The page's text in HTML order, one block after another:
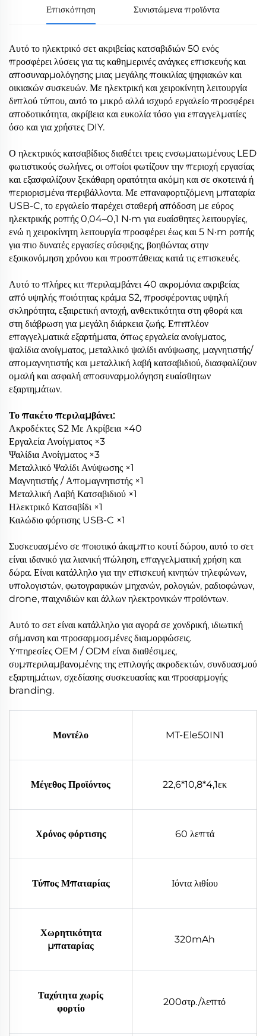
Επισκόπηση Συνιστώμενα προϊόντα
Αυτό το ηλεκτρικό σετ ακριβείας κατσαβιδιών 50 ενός
προσφέρει λύσεις για τις καθημερινές ανάγκες επισκευής και
αποσυναρμολόγησης μιας μεγάλης ποικιλίας ψηφιακών και
οικιακών συσκευών. Με ηλεκτρική και χειροκίνητη λειτουργία
διπλού τύπου, αυτό το μικρό αλλά ισχυρό εργαλείο προσφέρει
αποδοτικότητα, ακρίβεια και ευκολία τόσο για επαγγελματίες
όσο και για χρήστες DIY.
Ο ηλεκτρικός κατσαβίδιος διαθέτει τρεις ενσωματωμένους LED
φωτιστικούς σωλήνες, οι οποίοι φωτίζουν την περιοχή εργασίας
και εξασφαλίζουν ξεκάθαρη ορατότητα ακόμη και σε σκοτεινά ή
περιορισμένα περιβάλλοντα. Με επαναφορτιζόμενη μπαταρία
USB-C, το εργαλείο παρέχει σταθερή απόδοση με εύρος
ηλεκτρικής ροπής 0,04–0,1 N·m για ευαίσθητες λειτουργίες,
ενώ η χειροκίνητη λειτουργία προσφέρει έως και 5 N·m ροπής
για πιο δυνατές εργασίες σύσφιξης, βοηθώντας στην
εξοικονόμηση χρόνου και προσπάθειας κατά τις επισκευές.
Αυτό το πλήρες κιτ περιλαμβάνει 40 ακρομόνια ακριβείας
από υψηλής ποιότητας κράμα S2, προσφέροντας υψηλή
σκληρότητα, εξαιρετική αντοχή, ανθεκτικότητα στη φθορά και
στη διάβρωση για μεγάλη διάρκεια ζωής. Επιπλέον
επαγγελματικά εξαρτήματα, όπως εργαλεία ανοίγματος,
ψαλίδια ανοίγματος, μεταλλικό ψαλίδι ανύψωσης, μαγνητιστής/
απομαγνητιστής και μεταλλική λαβή κατσαβιδιού, διασφαλίζουν
ομαλή και ασφαλή αποσυναρμολόγηση ευαίσθητων
εξαρτημάτων.
Το πακέτο περιλαμβάνει:
Ακροδέκτες S2 Με Ακρίβεια ×40
Εργαλεία Ανοίγματος ×3
Ψαλίδια Ανοίγματος ×3
Μεταλλικό Ψαλίδι Ανύψωσης ×1
Μαγνητιστής / Απομαγνητιστής ×1
Μεταλλική Λαβή Κατσαβιδιού ×1
Ηλεκτρικό Κατσαβίδι ×1
Καλώδιο φόρτισης USB-C ×1
Συσκευασμένο σε ποιοτικό άκαμπτο κουτί δώρου, αυτό το σετ
είναι ιδανικό για λιανική πώληση, επαγγελματική χρήση και
δώρα. Είναι κατάλληλο για την επισκευή κινητών τηλεφώνων,
υπολογιστών, φωτογραφικών μηχανών, ρολογιών, ραδιοφώνων,
drone, παιχνιδιών και άλλων ηλεκτρονικών προϊόντων.
Αυτό το σετ είναι κατάλληλο για αγορά σε χονδρική, ιδιωτική
σήμανση και προσαρμοσμένες διαμορφώσεις.
Υπηρεσίες OEM / ODM είναι διαθέσιμες,
συμπεριλαμβανομένης της επιλογής ακροδεκτών, συνδυασμού
εξαρτημάτων, σχεδίασης συσκευασίας και προσαρμογής
branding.
Μοντέλο MT-Ele50IN1
Μέγεθος Προϊόντος 22,6*10,8*4,1εκ
Χρόνος φόρτισης 60 λεπτά
Τύπος Μπαταρίας Ιόντα λιθίου
Χωρητικότητα
μπαταρίας
320mAh
Ταχύτητα χωρίς
φορτίο
200στρ./λεπτό